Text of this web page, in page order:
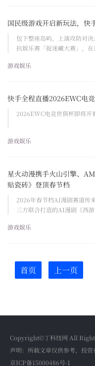
国民级游戏开启新玩法，快
包下整座岛屿，上演攻防对
抗娱乐赛「捉迷藏大赛」，在
游戏娱乐
快手全程直播2026EWC电
2026EWC电竞世俱杯即将开
游戏娱乐
星火动漫携手火山引擎、
贴瓷砖》登顶春节档
2026年春节档AI漫剧赛道传
三方联合打造的AI漫剧《西
游戏娱乐
首页 上一页
Copyright©丁科技网 All
声明：所载文章仅供参考，投资
京ICP备15000486号-1